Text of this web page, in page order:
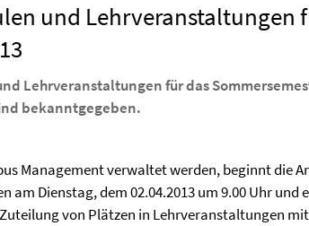
und Lehrveranstaltungen
Lehrveranstaltungen für das
bekanntgegeben.
Management verwaltet werden, beginnt die
am Dienstag, dem 02.04.2013 um 9.00 Uhr und
Zuteilung von Plätzen in Lehrveranstaltungen mit